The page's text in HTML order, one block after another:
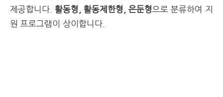
제공합니다. 활동형, 활동제한형, 은둔형 으로 분류하여 지
원 프로그램이 상이합니다.